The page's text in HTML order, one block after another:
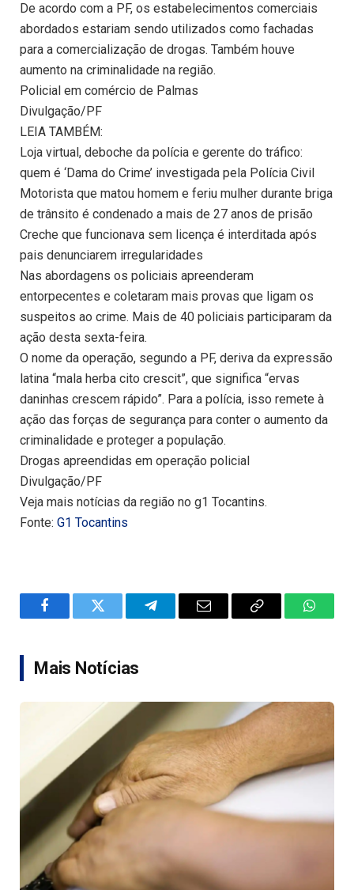
De acordo com a PF, os estabelecimentos comerciais
abordados estariam sendo utilizados como fachadas
para a comercialização de drogas. Também houve
aumento na criminalidade na região.
Policial em comércio de Palmas
Divulgação/PF
LEIA TAMBÉM:
Loja virtual, deboche da polícia e gerente do tráfico:
quem é ‘Dama do Crime’ investigada pela Polícia Civil
Motorista que matou homem e feriu mulher durante briga
de trânsito é condenado a mais de 27 anos de prisão
Creche que funcionava sem licença é interditada após
pais denunciarem irregularidades
Nas abordagens os policiais apreenderam
entorpecentes e coletaram mais provas que ligam os
suspeitos ao crime. Mais de 40 policiais participaram da
ação desta sexta-feira.
O nome da operação, segundo a PF, deriva da expressão
latina “mala herba cito crescit”, que significa “ervas
daninhas crescem rápido”. Para a polícia, isso remete à
ação das forças de segurança para conter o aumento da
criminalidade e proteger a população.
Drogas apreendidas em operação policial
Divulgação/PF
Veja mais notícias da região no g1 Tocantins.
Fonte: G1 Tocantins
FacebookTwitter TelegramEmail
Copy
Mais Notícias